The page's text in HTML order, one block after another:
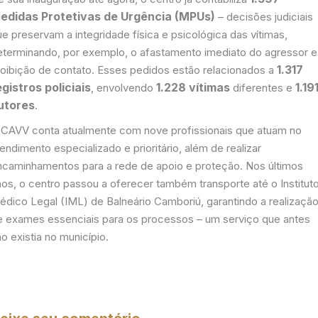
Protetivas de Urgência (MPUs) – decisões judiciais
preservam a integridade física e psicológica das vítimas,
por exemplo, o afastamento imediato do agressor
de contato. Esses pedidos estão relacionados a1.317
policiais, envolvendo1.228 vítimas diferentes e1.191
.
conta atualmente com nove profissionais que atuam no
especializado e prioritário, além de realizar
para a rede de apoio e proteção. Nos últimos
o centro passou a oferecer também transporte até o Instituto
Legal (IML) de Balneário Camboriú, garantindo a realização
exames essenciais para os processos – um serviço que antes
existia no município.